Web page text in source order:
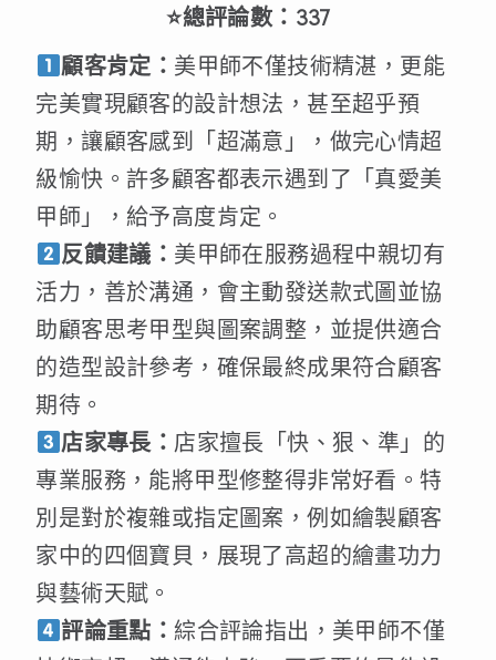
⭐總評論數：337
顧客肯定： 美甲師不僅技術精湛，更能
完美實現顧客的設計想法，甚至超乎預
期，讓顧客感到「超滿意」，做完心情超
級愉快。許多顧客都表示遇到了「真愛美
甲師」，給予高度肯定。
反饋建議： 美甲師在服務過程中親切有
活力，善於溝通，會主動發送款式圖並協
助顧客思考甲型與圖案調整，並提供適合
的造型設計參考，確保最終成果符合顧客
期待。
店家專長： 店家擅長「快、狠、準」的
專業服務，能將甲型修整得非常好看。特
別是對於複雜或指定圖案，例如繪製顧客
家中的四個寶貝，展現了高超的繪畫功力
與藝術天賦。
評論重點：綜合評論指出，美甲師不僅